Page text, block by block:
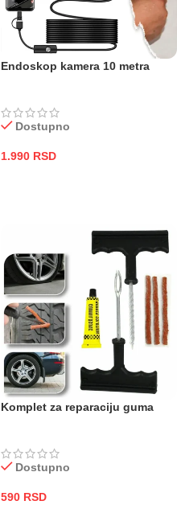
Endoskop kamera 10 metra
Dostupno
1.990 RSD
Komplet za reparaciju guma
Dostupno
590 RSD